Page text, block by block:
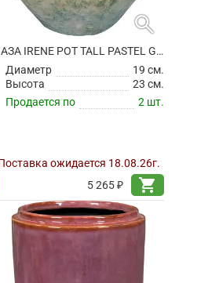
search
ВАЗА IRENE POT TALL PASTEL GREEN
Диаметр
19 см.
Высота
23 см.
Продается по
2 шт.
ожидается 18.08.26г.
5 265 ₽
shopping_cart